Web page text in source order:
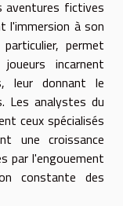
aventures fictives
l'immersion à son
permet
incarnent
leur donnant le
Les analystes du
ceux spécialisés
une croissance
par l'engouement
constante des